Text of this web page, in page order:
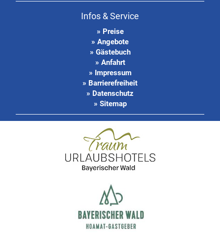
Infos & Service
» Preise
» Angebote
» Gästebuch
» Anfahrt
» Impressum
» Barrierefreiheit
» Datenschutz
» Sitemap